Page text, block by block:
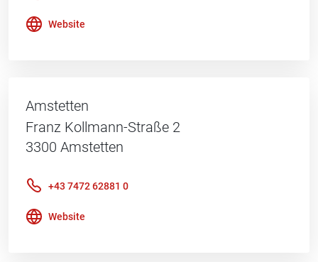
Website
Amstetten
Franz Kollmann-Straße 2
3300 Amstetten
+43 7472 62881 0
Website